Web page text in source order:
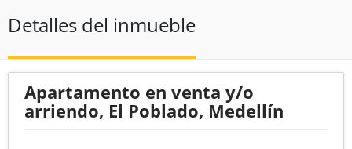
Detalles del inmueble
Apartamento en venta y/o
arriendo, El Poblado, Medellín